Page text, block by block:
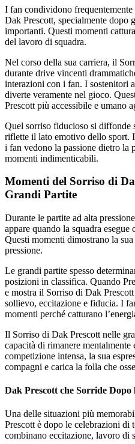
I fan condividono
Dak Prescott, specialmente dopo
importanti. Questi momenti
del lavoro di squadra.
Nel corso della sua carriera, il
durante drive vincenti
interazioni con i fan. I sostenitori
diverte veramente nel gioco.
Prescott più accessibile e umano
Quel sorriso fiducioso si diffonde
riflette il lato emotivo dello sport.
i fan vedono la passione dietro la
momenti indimenticabili.
Momenti del Sorriso di
Grandi Partite
Durante le partite ad alta
appare quando la squadra
Questi momenti dimostrano la
pressione.
Le grandi partite spesso
posizioni in classifica. Quando
e mostra il Sorriso di Dak
sollievo, eccitazione e fiducia. I
momenti perché catturano
Il Sorriso di Dak Prescott nelle
capacità di rimanere
competizione intensa, la sua
compagni e carica la folla che
Dak Prescott che Sorride
Una delle situazioni più
Prescott è dopo le celebrazioni
combinano eccitazione, lavoro di